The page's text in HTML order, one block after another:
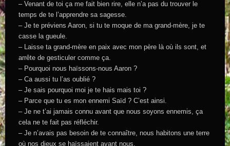
– Venant de toi ça me fait bien rire, elle n’a pas du trouver le
temps de te l’apprendre sa sagesse.
– Je te préviens Aaron, si tu te moque de ma grand-mère, je te
casse la gueule.
– Laisse ta grand-mère en paix avec mon père là où ils sont, et
arrête de gesticuler comme ça.
– Pourquoi nous haïssons-nous Aaron ?
– Ca aussi tu l’as oublié ?
– Je sais pourquoi moi je te hais mais toi ?
– Parce que tu es mon ennemi Saïd ? C’est ainsi.
– Je ne t’ai jamais connu avant que nous soyons ennemis, ça
cela ne te fait pas réfléchir.
– Je n’avais pas besoin de te connaître, nous habitons une terre
où nos dieux se haïssaient avant nous.